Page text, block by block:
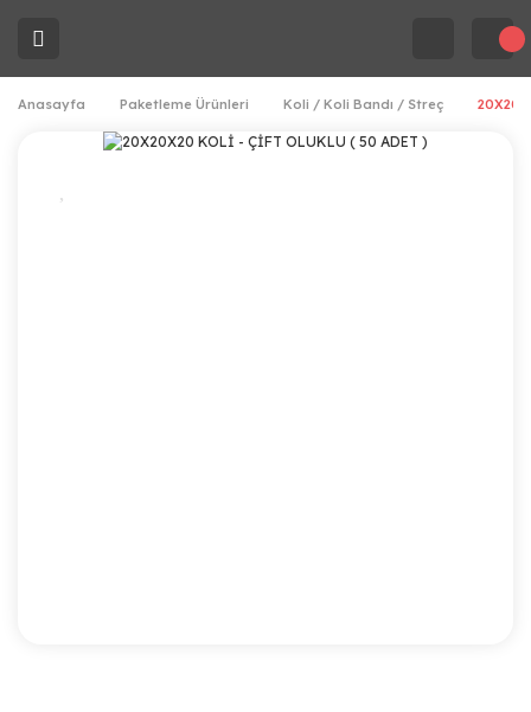
Anasayfa Paketleme Ürünleri Koli / Koli Bandı / Streç